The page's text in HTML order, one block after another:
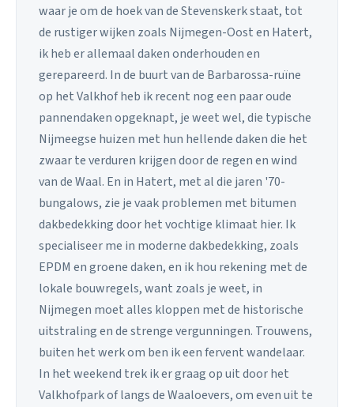
waar je om de hoek van de Stevenskerk staat, tot
de rustiger wijken zoals Nijmegen-Oost en Hatert,
ik heb er allemaal daken onderhouden en
gerepareerd. In de buurt van de Barbarossa-ruïne
op het Valkhof heb ik recent nog een paar oude
pannendaken opgeknapt, je weet wel, die typische
Nijmeegse huizen met hun hellende daken die het
zwaar te verduren krijgen door de regen en wind
van de Waal. En in Hatert, met al die jaren '70-
bungalows, zie je vaak problemen met bitumen
dakbedekking door het vochtige klimaat hier. Ik
specialiseer me in moderne dakbedekking, zoals
EPDM en groene daken, en ik hou rekening met de
lokale bouwregels, want zoals je weet, in
Nijmegen moet alles kloppen met de historische
uitstraling en de strenge vergunningen. Trouwens,
buiten het werk om ben ik een fervent wandelaar.
In het weekend trek ik er graag op uit door het
Valkhofpark of langs de Waaloevers, om even uit te